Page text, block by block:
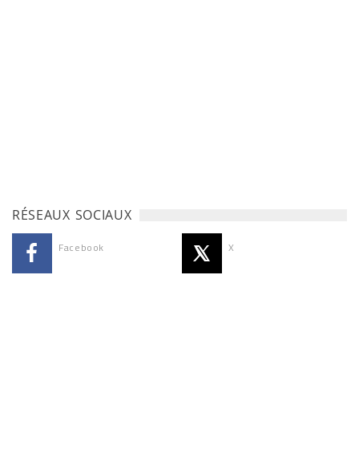
RÉSEAUX SOCIAUX
Facebook X